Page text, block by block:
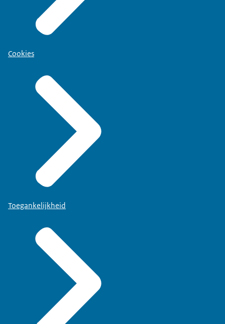
Cookies
Toegankelijkheid